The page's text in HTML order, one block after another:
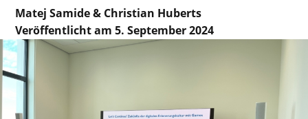
Matej Samide & Christian Huberts
Veröffentlicht am 5. September 2024